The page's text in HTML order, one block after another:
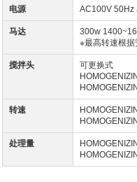
电源 AC100V 50Hz
马达
300w
※最高转速根
搅拌头
可更换式
转速
处理量